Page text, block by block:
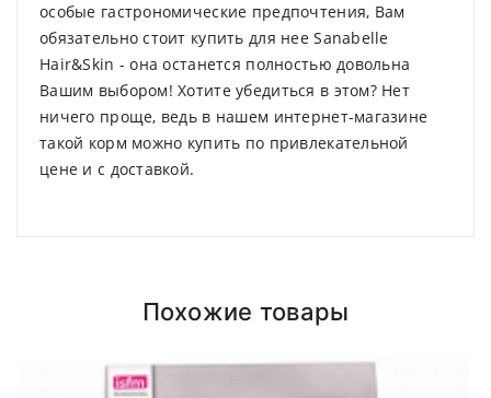
особые гастрономические предпочтения, Вам
обязательно стоит купить для нее Sanabelle
Hair&Skin - она останется полностью довольна
Вашим выбором! Хотите убедиться в этом? Нет
ничего проще, ведь в нашем интернет-магазине
такой корм можно купить по привлекательной
цене и с доставкой.
доступ к чистой воде!
Доставка осуществляется день в день
товара на складе)
Short Dress
roadthemesПохожие товары